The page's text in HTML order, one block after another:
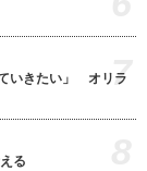
いきたい」 オリラ
7
る